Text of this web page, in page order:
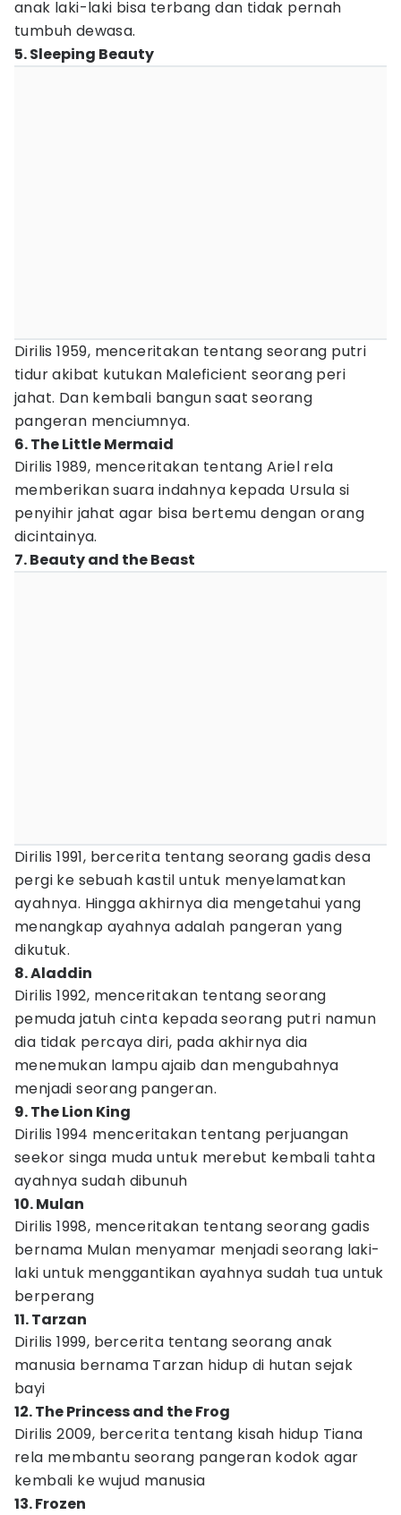
anak laki-laki bisa terbang dan tidak pernah
tumbuh dewasa.
5. Sleeping Beauty
Dirilis 1959, menceritakan tentang seorang putri
tidur akibat kutukan Maleficient seorang peri
jahat. Dan kembali bangun saat seorang
pangeran menciumnya.
6. The Little Mermaid
Dirilis 1989, menceritakan tentang Ariel rela
memberikan suara indahnya kepada Ursula si
penyihir jahat agar bisa bertemu dengan orang
dicintainya.
7. Beauty and the Beast
Dirilis 1991, bercerita tentang seorang gadis desa
pergi ke sebuah kastil untuk menyelamatkan
ayahnya. Hingga akhirnya dia mengetahui yang
menangkap ayahnya adalah pangeran yang
dikutuk.
8. Aladdin
Dirilis 1992, menceritakan tentang seorang
pemuda jatuh cinta kepada seorang putri namun
dia tidak percaya diri, pada akhirnya dia
menemukan lampu ajaib dan mengubahnya
menjadi seorang pangeran.
9. The Lion King
Dirilis 1994 menceritakan tentang perjuangan
seekor singa muda untuk merebut kembali tahta
ayahnya sudah dibunuh
10. Mulan
Dirilis 1998, menceritakan tentang seorang gadis
bernama Mulan menyamar menjadi seorang laki-
laki untuk menggantikan ayahnya sudah tua untuk
berperang
11. Tarzan
Dirilis 1999, bercerita tentang seorang anak
manusia bernama Tarzan hidup di hutan sejak
bayi
12. The Princess and the Frog
Dirilis 2009, bercerita tentang kisah hidup Tiana
rela membantu seorang pangeran kodok agar
kembali ke wujud manusia
13. Frozen